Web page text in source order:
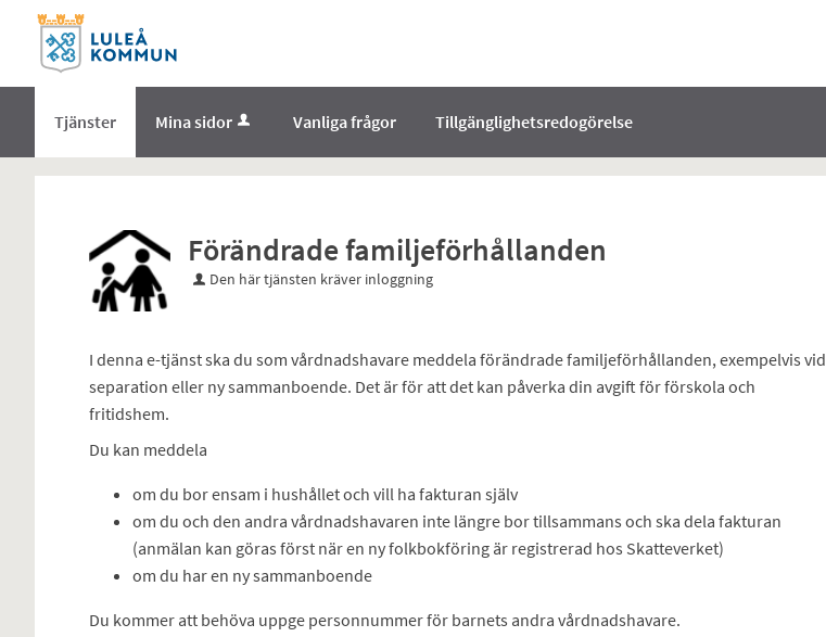
Välkommen
Norrbottens
Tjänster Mina sidor Vanliga frågor Tillgänglighetsredogörelse
Förändrade familjeförhållanden
Den här tjänsten kräver inloggning
I denna e-tjänst ska du som vårdnadshavare meddela förändrade familjeförhållanden, exempelvis vid
separation eller ny sammanboende. Det är för att det kan påverka din avgift för förskola och
fritidshem.
Du kan meddela
om du bor ensam i hushållet och vill ha fakturan själv
om du och den andra vårdnadshavaren inte längre bor tillsammans och ska dela fakturan
(anmälan kan göras först när en ny folkbokföring är registrerad hos Skatteverket)
om du har en ny sammanboende
Du kommer att behöva uppge personnummer för barnets andra vårdnadshavare.